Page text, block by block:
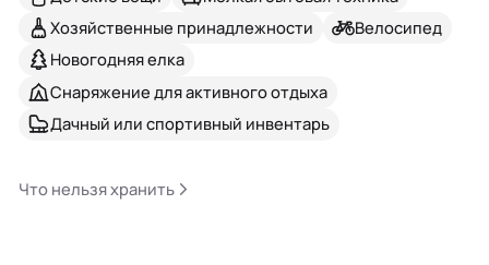
Хозяйственные принадлежности
Велосипед
Новогодняя елка
Снаряжение для активного отдыха
Дачный или спортивный инвентарь
Что нельзя хранить